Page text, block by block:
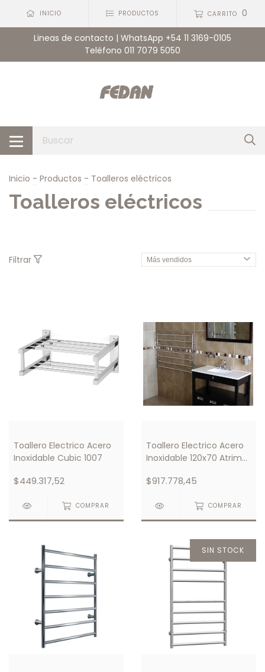
INICIO PRODUCTOS CARRITO 0
Lineas de contacto | WhatsApp +54 11 3169-0105
Teléfono 011 7079 5050
Inicio - Productos - Toalleros eléctricos
Toalleros eléctricos
Filtrar
Toallero Electrico Acero
Inoxidable Cubic 1007
$449.317,52
COMPRAR
Toallero Electrico Acero
Inoxidable 120x70 Atrim
$917.778,45
COMPRAR
SIN STOCK